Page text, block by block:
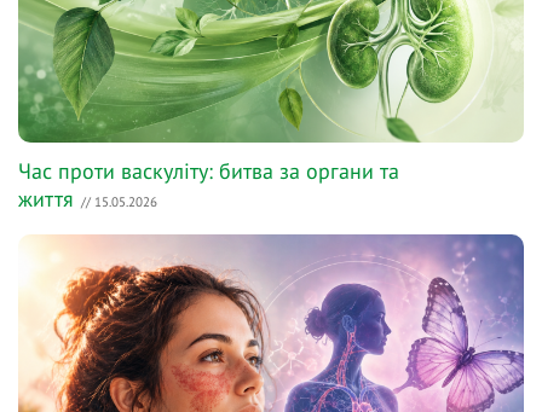
Час проти васкуліту: битва за органи та
життя // 15.05.2026